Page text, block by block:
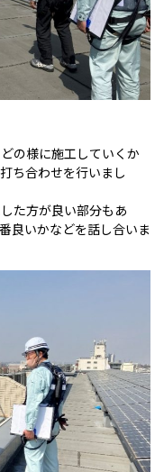
の様に施工していくか
ち合わせを行いまし
た方が良い部分もあ
良いかなどを話し合いま